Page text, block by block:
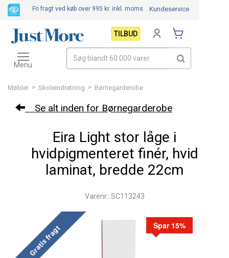
Møbler > Skoleindretning > Børnegarderobe
Se alt inden for Børnegarderobe
Eira Light stor låge i
hvidpigmenteret finér, hvid
laminat, bredde 22cm
Varenr.: SC113243
Gratis fragt Spar 15%
Fri fragt ved køb over 995 kr. inkl. moms Kundeservice
TILBUD
Toggle
navigation
Menu